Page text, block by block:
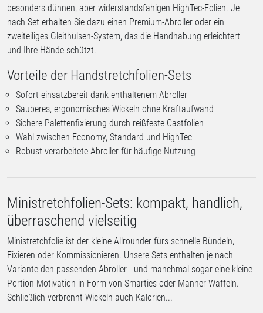
besonders dünnen, aber widerstandsfähigen HighTec-Folien. Je
nach Set erhalten Sie dazu einen Premium-Abroller oder ein
zweiteiliges Gleithülsen-System, das die Handhabung erleichtert
und Ihre Hände schützt.
Vorteile der Handstretchfolien-Sets
Sofort einsatzbereit dank enthaltenem Abroller
Sauberes, ergonomisches Wickeln ohne Kraftaufwand
Sichere Palettenfixierung durch reißfeste Castfolien
Wahl zwischen Economy, Standard und HighTec
Robust verarbeitete Abroller für häufige Nutzung
Ministretchfolien-Sets: kompakt, handlich,
überraschend vielseitig
Ministretchfolie ist der kleine Allrounder fürs schnelle Bündeln,
Fixieren oder Kommissionieren. Unsere Sets enthalten je nach
Variante den passenden Abroller - und manchmal sogar eine kleine
Portion Motivation in Form von Smarties oder Manner-Waffeln.
Schließlich verbrennt Wickeln auch Kalorien...